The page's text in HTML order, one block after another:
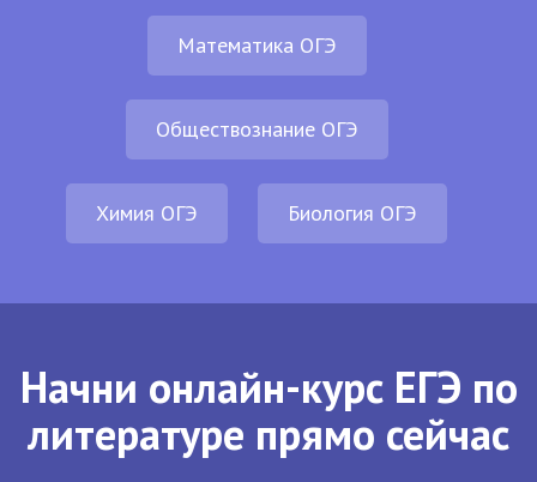
Математика ОГЭ
Обществознание ОГЭ
Химия ОГЭ Биология ОГЭ
Начни онлайн-курс ЕГЭ по
литературе прямо сейчас